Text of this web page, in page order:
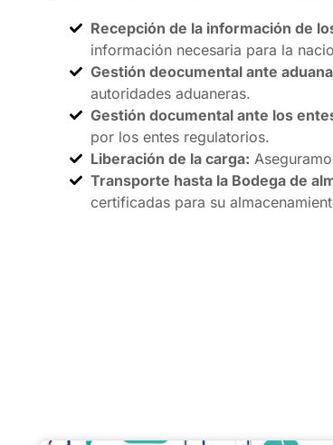
Recepción de la información de
información necesaria para la
Gestión deocumental ante
autoridades aduaneras.
Gestión documental ante los
por los entes regulatorios.
Liberación de la carga:
Transporte hasta la Bodega de
certificadas para su